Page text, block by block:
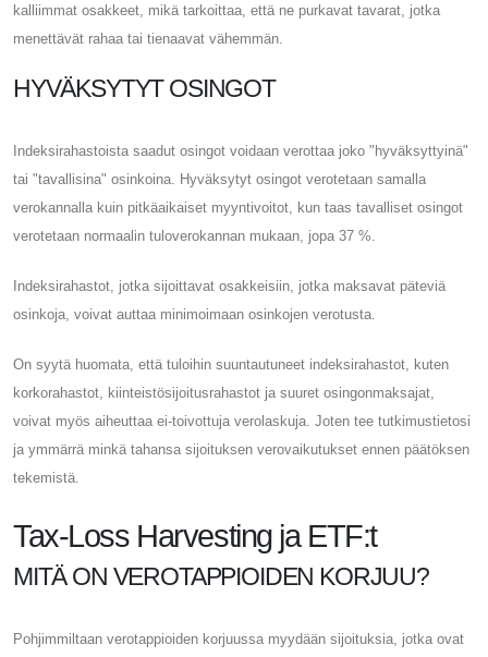
kalliimmat osakkeet, mikä tarkoittaa, että ne purkavat tavarat, jotka
menettävät rahaa tai tienaavat vähemmän.
HYVÄKSYTYT OSINGOT
Indeksirahastoista saadut osingot voidaan verottaa joko "hyväksyttyinä"
tai "tavallisina" osinkoina. Hyväksytyt osingot verotetaan samalla
verokannalla kuin pitkäaikaiset myyntivoitot, kun taas tavalliset osingot
verotetaan normaalin tuloverokannan mukaan, jopa 37 %.
Indeksirahastot, jotka sijoittavat osakkeisiin, jotka maksavat päteviä
osinkoja, voivat auttaa minimoimaan osinkojen verotusta.
On syytä huomata, että tuloihin suuntautuneet indeksirahastot, kuten
korkorahastot, kiinteistösijoitusrahastot ja suuret osingonmaksajat,
voivat myös aiheuttaa ei-toivottuja verolaskuja. Joten tee tutkimustietosi
ja ymmärrä minkä tahansa sijoituksen verovaikutukset ennen päätöksen
tekemistä.
Tax-Loss Harvesting ja ETF:t
MITÄ ON VEROTAPPIOIDEN KORJUU?
Pohjimmiltaan verotappioiden korjuussa myydään sijoituksia, jotka ovat